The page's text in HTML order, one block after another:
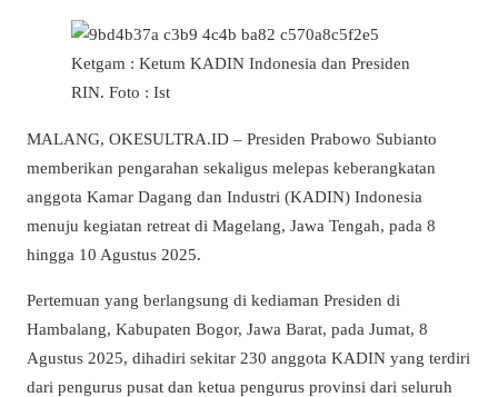
Ketgam : Ketum KADIN Indonesia dan Presiden
RIN. Foto : Ist
MALANG, OKESULTRA.ID – Presiden Prabowo Subianto
memberikan pengarahan sekaligus melepas keberangkatan
anggota Kamar Dagang dan Industri (KADIN) Indonesia
menuju kegiatan retreat di Magelang, Jawa Tengah, pada 8
hingga 10 Agustus 2025.
Pertemuan yang berlangsung di kediaman Presiden di
Hambalang, Kabupaten Bogor, Jawa Barat, pada Jumat, 8
Agustus 2025, dihadiri sekitar 230 anggota KADIN yang terdiri
dari pengurus pusat dan ketua pengurus provinsi dari seluruh